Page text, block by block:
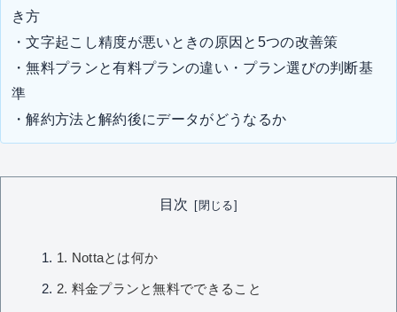
き方
・文字起こし精度が悪いときの原因と5つの改善策
・無料プランと有料プランの違い・プラン選びの判断基
準
・解約方法と解約後にデータがどうなるか
目次
1. Nottaとは何か
2. 料金プランと無料でできること